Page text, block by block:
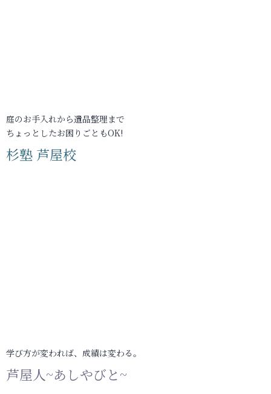
庭のお手入れから遺品整理まで
ちょっとしたお困りごともOK!
杉塾 芦屋校
学び方が変われば、成績は変わる。
芦屋人~あしやびと~